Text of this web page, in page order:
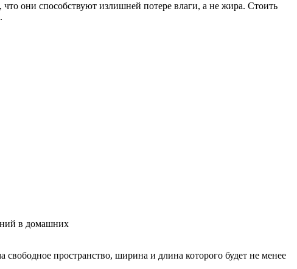
они способствуют излишней потере влаги, а не жира. Стоить
пространство, ширина и длина которого будет не менее